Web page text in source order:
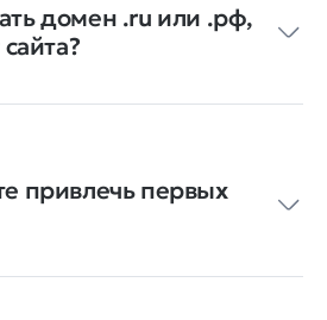
домен .ru или .рф,
привлечь первых